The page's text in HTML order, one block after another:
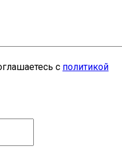
с политикой